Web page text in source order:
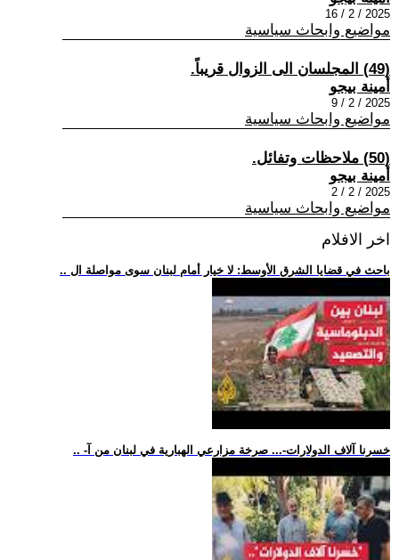
2025 / 2 / 16
مواضيع وابحاث سياسية
(49) المجلسان الى الزوال قريباً.
أمينة بيجو
2025 / 2 / 9
مواضيع وابحاث سياسية
(50) ملاحظات وتفائل.
أمينة بيجو
2025 / 2 / 2
مواضيع وابحاث سياسية
اخر الافلام
.. باحث في قضايا الشرق الأوسط: لا خيار أمام لبنان سوى مواصلة ال
.. -خسرنا آلاف الدولارات-... صرخة مزارعي الهبارية في لبنان من آ